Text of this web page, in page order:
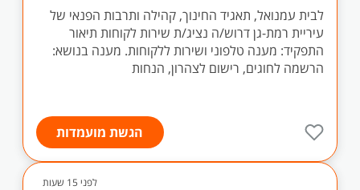
לבית עמנואל, תאגיד החינוך, קהילה ותרבות הפנאי של
עיריית רמת-גן דרוש/ה נציג/ת שירות לקוחות תיאור
התפקיד: מענה טלפוני ושירות ללקוחות. מענה בנושא:
הרשמה לחוגים, רישום לצהרון, הנחות
הגשת מועמדות
לפני 15 שעות